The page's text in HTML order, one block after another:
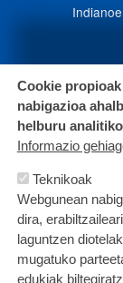
Cookie
nabigazioa
helburu
Informazio
Teknikoak
Webgunean
dira,
laguntzen
mugatuko
edukiak